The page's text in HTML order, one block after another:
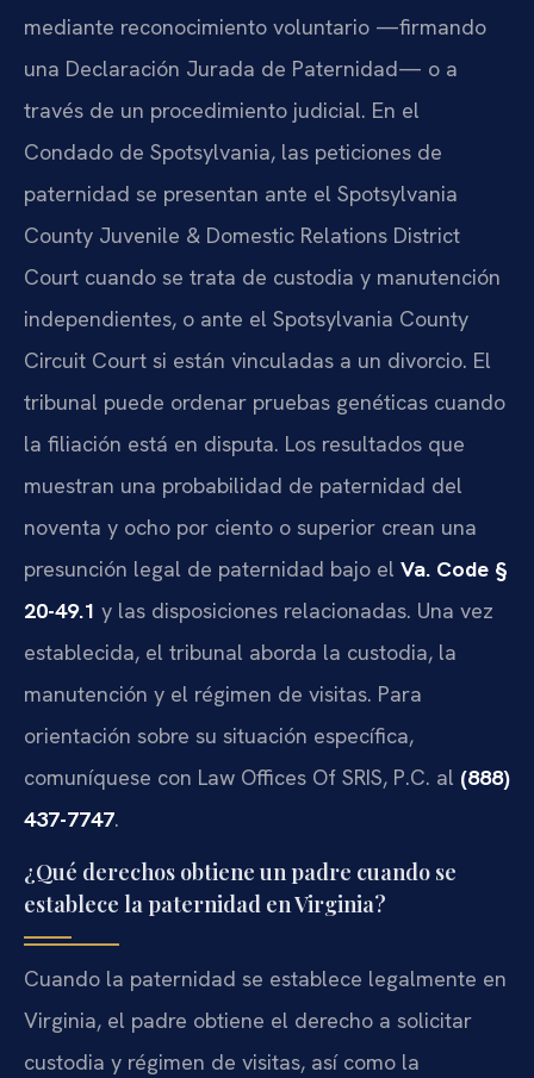
mediante reconocimiento voluntario —firmando
una Declaración Jurada de Paternidad— o a
través de un procedimiento judicial. En el
Condado de Spotsylvania, las peticiones de
paternidad se presentan ante el Spotsylvania
County Juvenile & Domestic Relations District
Court cuando se trata de custodia y manutención
independientes, o ante el Spotsylvania County
Circuit Court si están vinculadas a un divorcio. El
tribunal puede ordenar pruebas genéticas cuando
la filiación está en disputa. Los resultados que
muestran una probabilidad de paternidad del
noventa y ocho por ciento o superior crean una
presunción legal de paternidad bajo el Va. Code §
20-49.1 y las disposiciones relacionadas. Una vez
establecida, el tribunal aborda la custodia, la
manutención y el régimen de visitas. Para
orientación sobre su situación específica,
comuníquese con Law Offices Of SRIS, P.C. al (888)
437-7747.
¿Qué derechos obtiene un padre cuando se
establece la paternidad en Virginia?
Cuando la paternidad se establece legalmente en
Virginia, el padre obtiene el derecho a solicitar
custodia y régimen de visitas, así como la